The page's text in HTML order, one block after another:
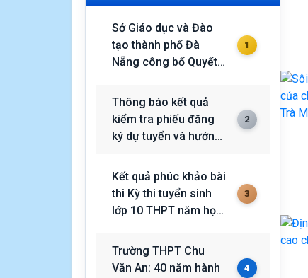
Sở Giáo dục và Đào
tạo thành phố Đà
Nẵng công bố Quyết
Trưởng phòng Phòng
Giáo dục Mầm non
1
Thông báo kết quả
kiểm tra phiếu đăng
ký dự tuyển và hướng
Kỳ tuyển dụng viên
chức vào các đơn vị
sự nghiệp công lập
trực thuộc Sở Giáo
2026
2
Kết quả phúc khảo bài
thi Kỳ thi tuyển sinh
lớp 10 THPT năm học
3
Trường THPT Chu
Văn An: 40 năm hành
4